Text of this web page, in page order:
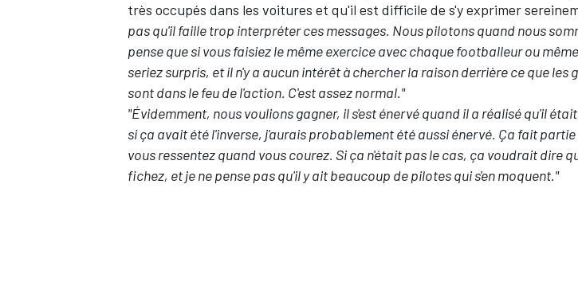
AUTRES CHAMPIONNATS
très occupés dans les voitures et qu'il est difficile de s'y exprimer
pas qu'il faille trop interpréter ces messages. Nous pilotons quand nous
pense que si vous faisiez le même exercice avec chaque footballeur ou
seriez surpris, et il n'y a aucun intérêt à chercher la raison derrière ce que les
sont dans le feu de l'action. C'est assez normal."
"Évidemment, nous voulions gagner, il s'est énervé quand il a réalisé qu'il
si ça avait été l'inverse, j'aurais probablement été aussi énervé. Ça fait
vous ressentez quand vous courez. Si ça n'était pas le cas, ça voudrait dire
fichez, et je ne pense pas qu'il y ait beaucoup de pilotes qui s'en moquent."